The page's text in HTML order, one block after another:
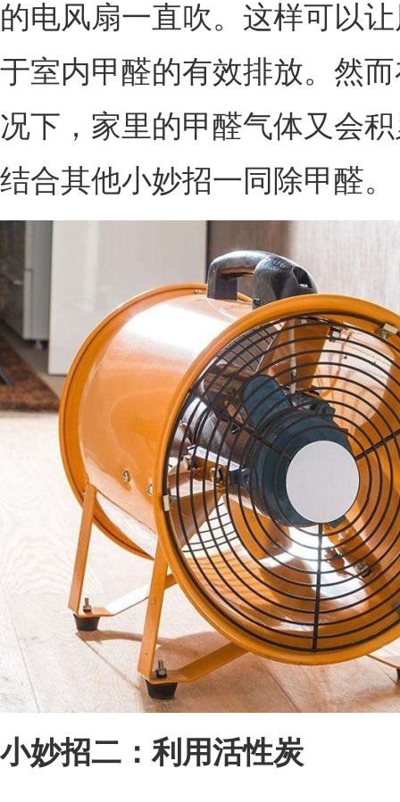
的电风扇一直吹。这样可以
于室内甲醛的有效排放。然
况下，家里的甲醛气体又会
结合其他小妙招一同除甲醛。
小妙招二：利用活性炭